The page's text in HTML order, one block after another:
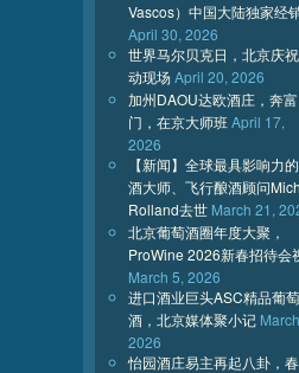
Vascos）中国大陆独家经
April 30, 2026
世界马尔贝克日，北京庆
动现场April 20, 2026
加州DAOU达欧酒庄，奔
门，在京大师班 April 17,
2026
【新闻】全球最具影响力
酒大师、飞行酿酒顾问
Rolland去世 March 21,
北京葡萄酒圈年度大聚，
ProWine 2026新春招待会
March 5, 2026
进口酒业巨头ASC精品葡萄
酒，北京媒体聚小记
2026
怡园酒庄易主再起八卦，